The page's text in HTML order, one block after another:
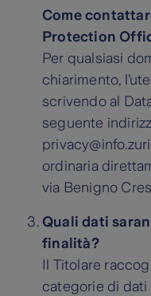
Come
Protection
Per qualsiasi
chiarimento,
scrivendo al
seguente
ordinaria
via Benigno
Quali dati
finalità?
Il Titolare
categorie di dati